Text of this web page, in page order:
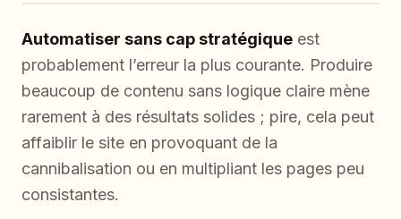
Automatiser sans cap stratégique est
probablement l’erreur la plus courante. Produire
beaucoup de contenu sans logique claire mène
rarement à des résultats solides ; pire, cela peut
affaiblir le site en provoquant de la
cannibalisation ou en multipliant les pages peu
consistantes.